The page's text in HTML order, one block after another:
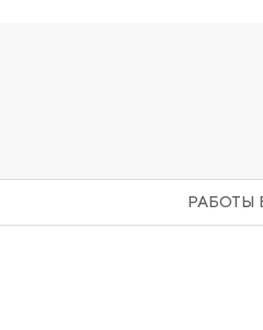
РАБОТЫ